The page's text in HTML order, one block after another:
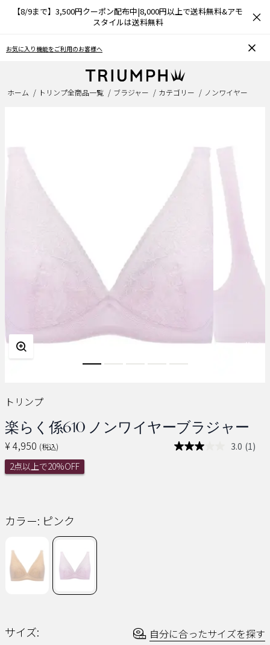
【8/9まで】3,500円クーポン配布中|8,000円以上で送料無料&アモ
スタイルは送料無料
×
お気に入り機能をご利用のお客様へ
ホーム トリンプ全商品一覧 ブラジャー カテゴリー ノンワイヤー
トリンプ
楽らく係610 ノンワイヤーブラジャー
¥ 4,950 (税込) 3.0 レ
(1)
2点以上で20%OFF
カラー: ピンク
サイズ:
自分に合ったサイズを探す